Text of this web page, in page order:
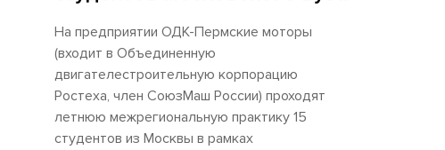
На предприятии ОДК-Пермские моторы
(входит в Объединенную
двигателестроительную корпорацию
Ростеха, член СоюзМаш России) проходят
летнюю межрегиональную практику 15
студентов из Москвы в рамках